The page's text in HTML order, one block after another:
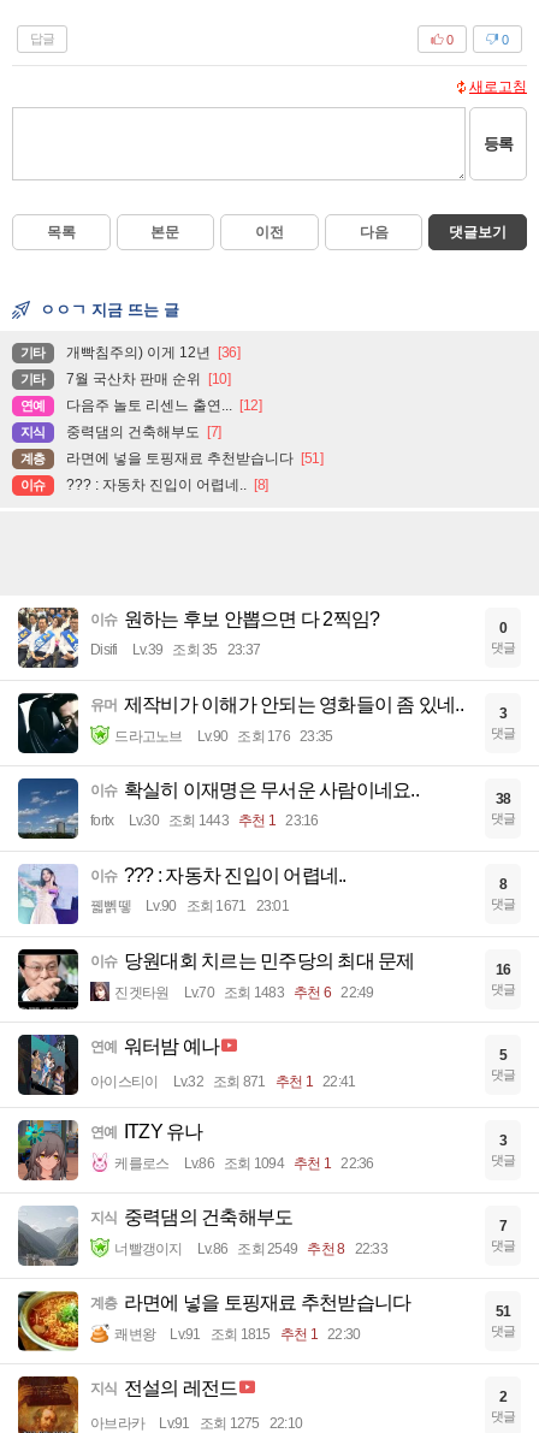
답글 0
0
새로고침
등록
목록 본문 이전 다음 댓글보기
ㅇㅇㄱ 지금 뜨는 글
기타 개빡침주의) 이게 12년 [36]
기타 7월 국산차 판매 순위 [10]
연예 다음주 놀토 리센느 출연... [12]
지식 중력댐의 건축해부도 [7]
계층 라면에 넣을 토핑재료 추천받습니다 [51]
이슈 ??? : 자동차 진입이 어렵네.. [8]
이슈 원하는 후보 안뽑으면 다 2찍임?
Disifi Lv.39 조회 35 23:37
0
댓글
유머 제작비가 이해가 안되는 영화들이 좀 있네..
드라고노브 Lv.90 조회 176 23:35
3
댓글
이슈 확실히 이재명은 무서운 사람이네요..
fortx Lv.30 조회 1443 추천 1 23:16
38
댓글
이슈 ??? : 자동차 진입이 어렵네..
꿻뻵뗗 Lv.90 조회 1671 23:01
8
댓글
이슈 당원대회 치르는 민주당의 최대 문제
진겟타원 Lv.70 조회 1483 추천 6 22:49
16
댓글
연예 워터밤 예나
아이스티이 Lv.32 조회 871 추천 1 22:41
5
댓글
연예 ITZY 유나
케를로스 Lv.86 조회 1094 추천 1 22:36
3
댓글
지식 중력댐의 건축해부도
너빨갱이지 Lv.86 조회 2549 추천 8 22:33
7
댓글
계층 라면에 넣을 토핑재료 추천받습니다
쾌변왕 Lv.91 조회 1815 추천 1 22:30
51
댓글
지식 전설의 레전드
아브라카 Lv.91 조회 1275 22:10
2
댓글